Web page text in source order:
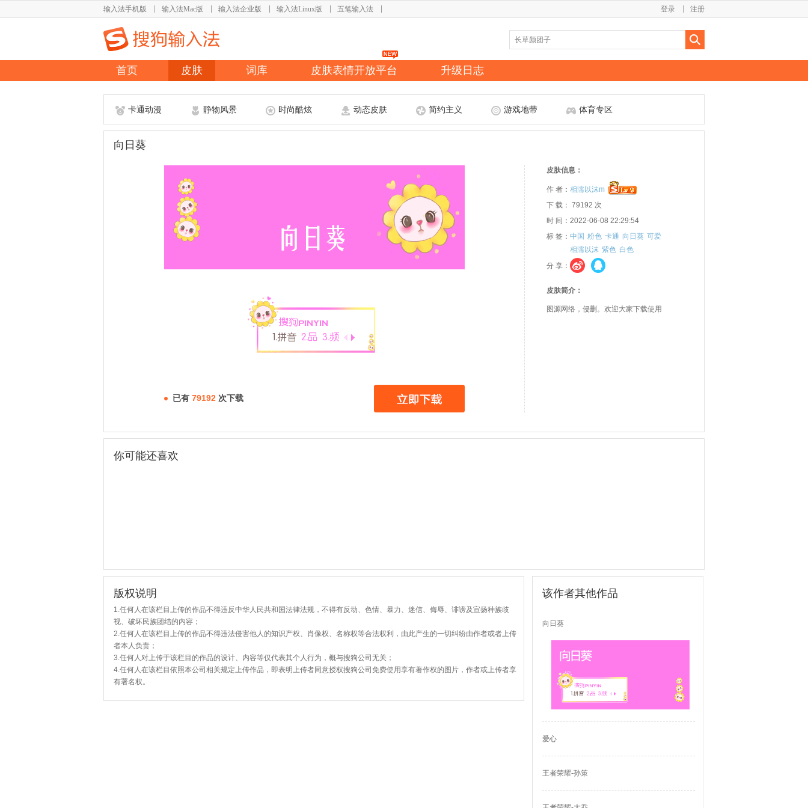
输入法手机版 输入法Mac版 输入法企业版 输入法Linux版 五笔输入法 注册
登录
首页 皮肤 词库 皮肤表情开放平台 升级日志
卡通动漫 静物风景 时尚酷炫 动态皮肤 简约主义 游戏地带 体育专区
向日葵
已有 79192 次下载
皮肤信息：
作 者： 相濡以沫m
下 载： 79192 次
时 间：2022-06-08 22:29:54
标 签： 中国 粉色 卡通 向日葵 可爱
相濡以沫 紫色 白色
分 享：
皮肤简介：
图源网络，侵删。欢迎大家下载使用
你可能还喜欢
版权说明
1.任何人在该栏目上传的作品不得违反中华人民共和国法律法规，不得有反动、色情、暴力、迷信、侮辱、诽谤及宣扬种族歧
视、破坏民族团结的内容；
2.任何人在该栏目上传的作品不得违法侵害他人的知识产权、肖像权、名称权等合法权利，由此产生的一切纠纷由作者或者上传
者本人负责；
3.任何人对上传于该栏目的作品的设计、内容等仅代表其个人行为，概与搜狗公司无关；
4.任何人在该栏目依照本公司相关规定上传作品，即表明上传者同意授权搜狗公司免费使用享有著作权的图片，作者或上传者享
有署名权。
该作者其他作品
向日葵
爱心
王者荣耀-孙策